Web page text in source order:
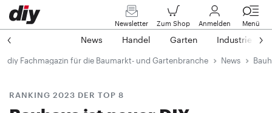
Newsletter Zum Shop Anmelden Menü
News Handel Garten Industrie
diy Fachmagazin für die Baumarkt- und Gartenbranche News
RANKING 2023 DER TOP 8